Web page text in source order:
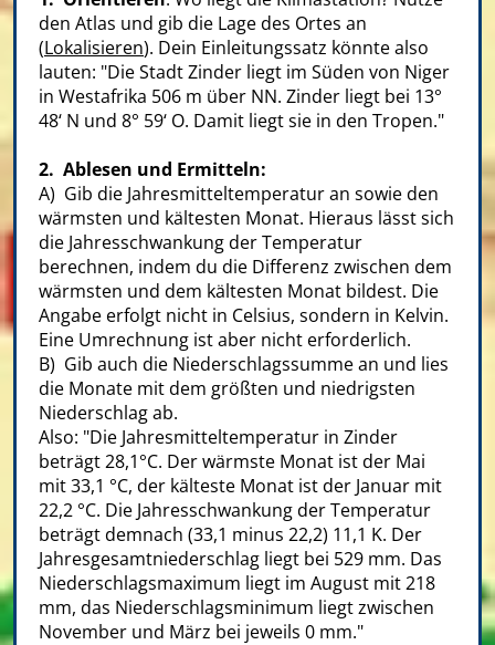
den Atlas und gib die Lage des Ortes an
(Lokalisieren). Dein Einleitungssatz könnte also
lauten: "Die Stadt Zinder liegt im Süden von Niger
in Westafrika 506 m über NN. Zinder liegt bei 13°
48‘ N und 8° 59‘ O. Damit liegt sie in den Tropen."
2. Ablesen und Ermitteln:
A) Gib die Jahresmitteltemperatur an sowie den
wärmsten und kältesten Monat. Hieraus lässt sich
die Jahresschwankung der Temperatur
berechnen, indem du die Differenz zwischen dem
wärmsten und dem kältesten Monat bildest. Die
Angabe erfolgt nicht in Celsius, sondern in Kelvin.
Eine Umrechnung ist aber nicht erforderlich.
B) Gib auch die Niederschlagssumme an und lies
die Monate mit dem größten und niedrigsten
Niederschlag ab.
Also: "Die Jahresmitteltemperatur in Zinder
beträgt 28,1°C. Der wärmste Monat ist der Mai
mit 33,1 °C, der kälteste Monat ist der Januar mit
22,2 °C. Die Jahresschwankung der Temperatur
beträgt demnach (33,1 minus 22,2) 11,1 K. Der
Jahresgesamtniederschlag liegt bei 529 mm. Das
Niederschlagsmaximum liegt im August mit 218
mm, das Niederschlagsminimum liegt zwischen
November und März bei jeweils 0 mm."